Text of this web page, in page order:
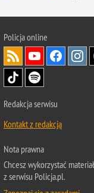
Policjaonline
Redakcja serwisu
Kontakt z redakcją
Nota prawna
Chcesz wykorzystać materiał
z serwisu Policja.pl.